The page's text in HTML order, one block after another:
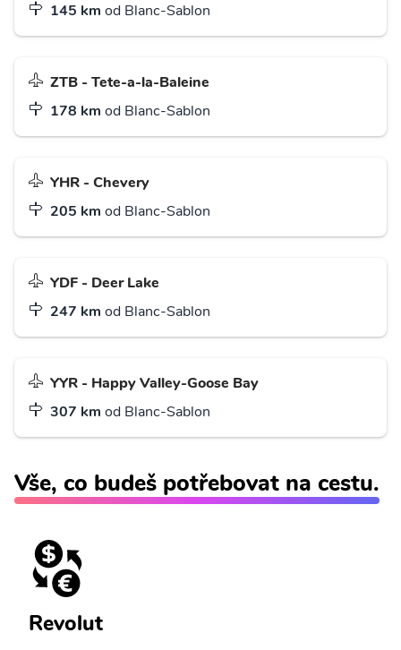
145 km od Blanc-Sablon
ZTB - Tete-a-la-Baleine
178 km od Blanc-Sablon
YHR - Chevery
205 km od Blanc-Sablon
YDF - Deer Lake
247 km od Blanc-Sablon
YYR - Happy Valley-Goose Bay
307 km od Blanc-Sablon
Vše, co budeš potřebovat na cestu.
Revolut